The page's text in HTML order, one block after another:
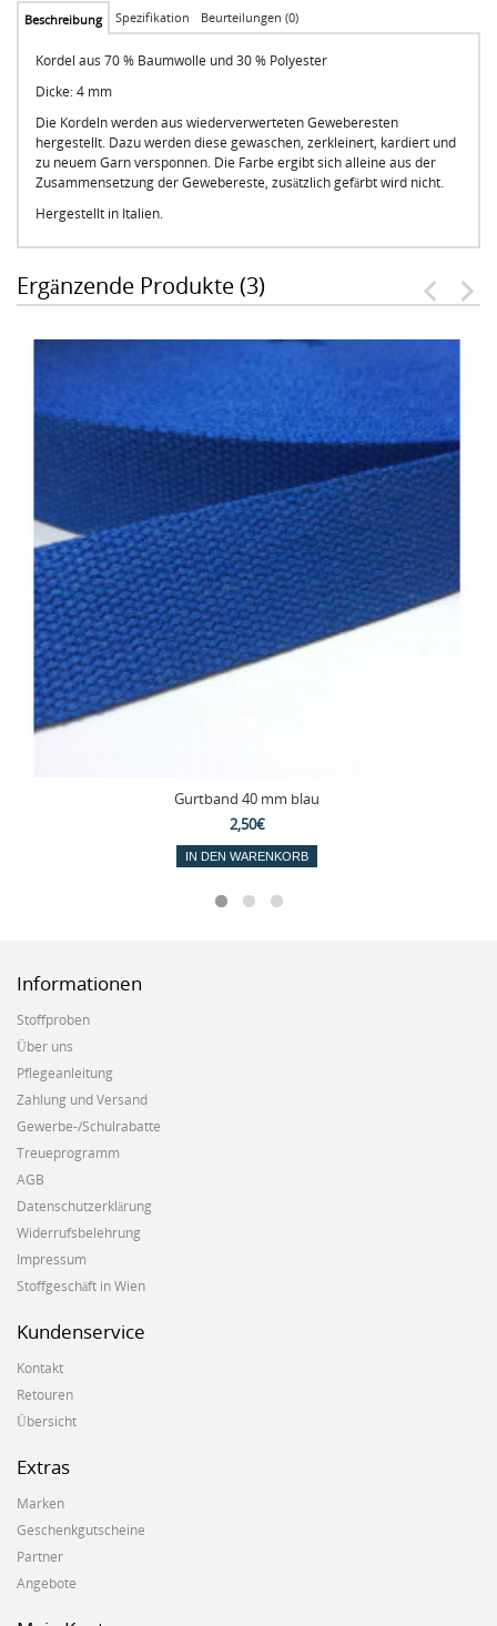
Beschreibung Spezifikation Beurteilungen (0)
Kordel aus 70 % Baumwolle und 30 % Polyester
Dicke: 4 mm
Die Kordeln werden aus wiederverwerteten Geweberesten
hergestellt. Dazu werden diese gewaschen, zerkleinert, kardiert und
zu neuem Garn versponnen. Die Farbe ergibt sich alleine aus der
Zusammensetzung der Gewebereste, zusätzlich gefärbt wird nicht.
Hergestellt in Italien.
Ergänzende Produkte (3)
Gurtband 40 mm blau
2,50€
IN DEN WARENKORB
Informationen
Stoffproben
Über uns
Pflegeanleitung
Zahlung und Versand
Gewerbe-/Schulrabatte
Treueprogramm
AGB
Datenschutzerklärung
Widerrufsbelehrung
Impressum
Stoffgeschäft in Wien
Kundenservice
Kontakt
Retouren
Übersicht
Extras
Marken
Geschenkgutscheine
Partner
Angebote